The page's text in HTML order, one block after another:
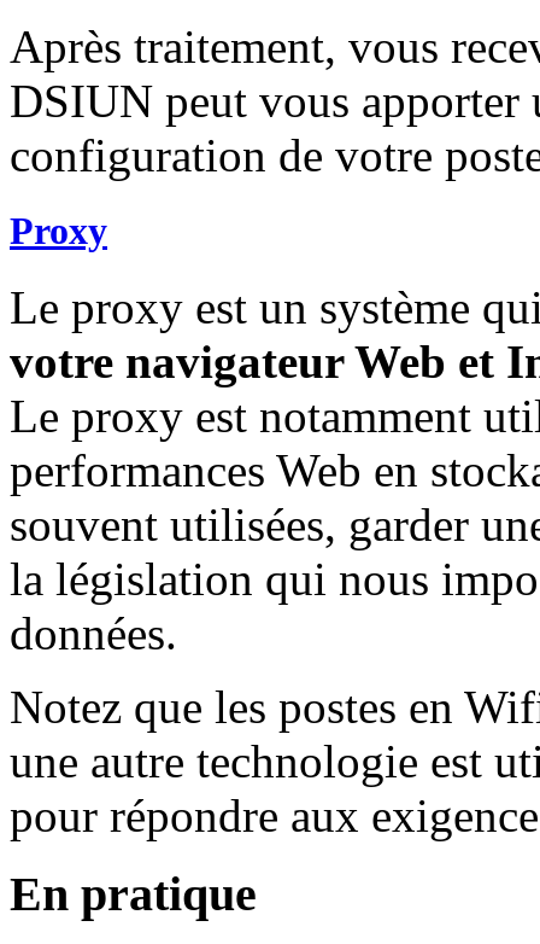
Après traitement, vous
DSIUN peut vous apporter
configuration de votre
Proxy
Le proxy est un système
votre navigateur Web et
Le proxy est notamment
performances Web en
souvent utilisées, garder
la législation qui nous
données.
Notez que les postes en
une autre technologie est
pour répondre aux
En pratique